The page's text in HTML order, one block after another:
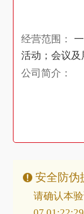
经营范围：
活动；会议及
审批）；体验
务；自习场
服务）；票
园服务；技
验发展；教
公司简介：
安全防伪
请确认本